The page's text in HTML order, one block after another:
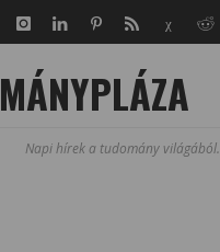
Napi hírek a tudomány világából.